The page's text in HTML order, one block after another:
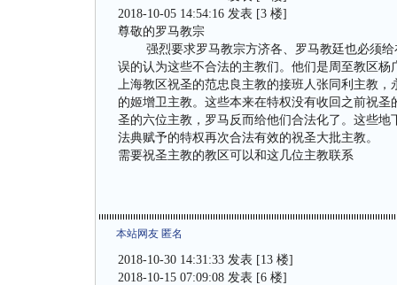
2018-10-05 14:54:16 发表 [3 楼]
尊敬的罗马教宗
强烈要求罗马教宗方济各、罗马教廷也必须给
误的认为这些不合法的主教们。他们是周至教区杨
上海教区祝圣的范忠良主教的接班人张同利主教
的姬增卫主教。这些本来在特权没有收回之前祝
圣的六位主教，罗马反而给他们合法化了。这些
法典赋予的特权再次合法有效的祝圣大批主教。
需要祝圣主教的教区可以和这几位主教联系
本站网友 匿名
2018-10-30 14:31:33 发表 [13 楼]
2018-10-15 07:09:08 发表 [6 楼]